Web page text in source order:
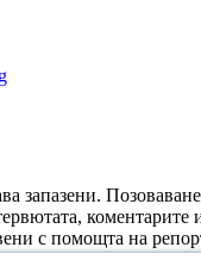
запазени.
коментарите
с помощта на
емисии на